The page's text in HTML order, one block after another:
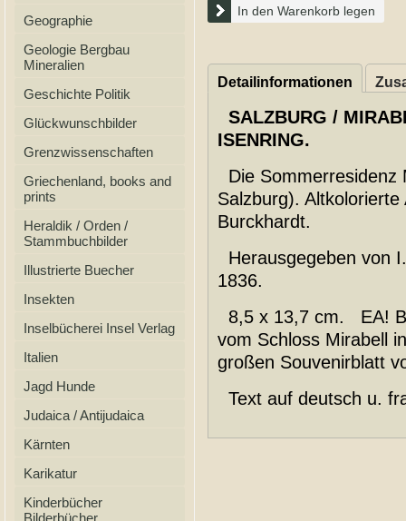
Geographie
Geologie Bergbau
Mineralien
Geschichte Politik
Glückwunschbilder
Grenzwissenschaften
Griechenland, books and
prints
Heraldik / Orden /
Stammbuchbilder
Illustrierte Buecher
Insekten
Inselbücherei Insel Verlag
Italien
Jagd Hunde
Judaica / Antijudaica
Kärnten
Karikatur
Kinderbücher
Bilderbücher
In den Warenkorb legen
Detailinformationen
SALZBURG /
ISENRING.
Die Sommerresidenz
Salzburg).
Burckhardt.
Herausgegeben von
1836.
8,5 x 13,7 cm. EA!
vom Schloss Mirabell
großen Souvenirblatt
Text auf deutsch u.